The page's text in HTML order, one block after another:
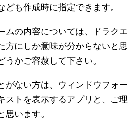
ども作成時に指定できます。
の内容については、ドラクエ
方にしか意味が分からないと思
うかご容赦して下さい。
ない方は、ウィンドウフォー
ストを表示するアプリと、ご理
思います。